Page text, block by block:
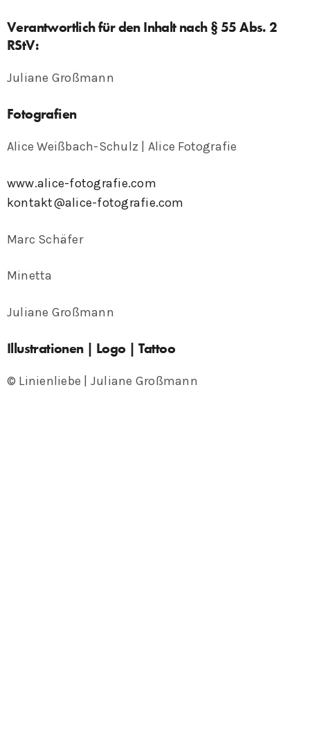
Verantwortlich für den Inhalt nach § 55 Abs. 2
RStV:
Juliane Großmann
Fotografien
Alice Weißbach-Schulz | Alice Fotografie
www.alice-fotografie.com
kontakt@alice-fotografie.com
Marc Schäfer
Minetta
Juliane Großmann
Illustrationen | Logo | Tattoo
© Linienliebe | Juliane Großmann